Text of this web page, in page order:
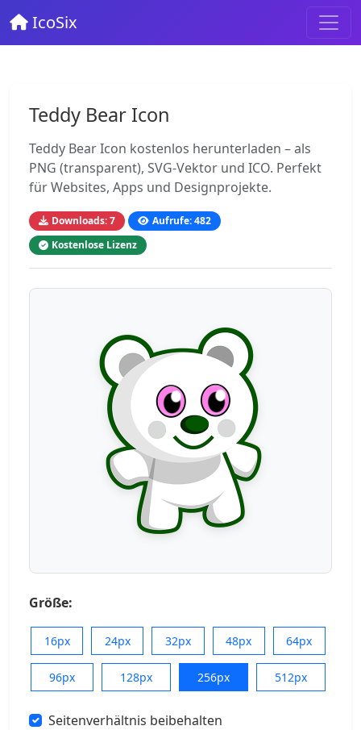
IcoSix
Teddy Bear Icon
Teddy Bear Icon kostenlos herunterladen – als
PNG (transparent), SVG-Vektor und ICO. Perfekt
für Websites, Apps und Designprojekte.
Downloads: 7
Aufrufe: 482
Kostenlose Lizenz
Größe:
16px 24px 32px 48px 64px
96px 128px 256px 512px
Seitenverhältnis beibehalten